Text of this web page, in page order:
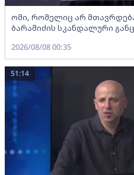
ომი, რომელიც არ
ბარამიძის სკანდალური
2026/08/08 00:35
51:14